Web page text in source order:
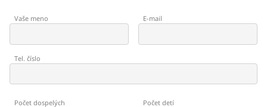
Vaše meno E-mail
Tel. číslo
Počet dospelých Počet detí